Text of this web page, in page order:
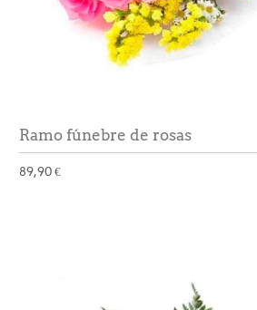
Ramo fúnebre de rosas
89,90 €